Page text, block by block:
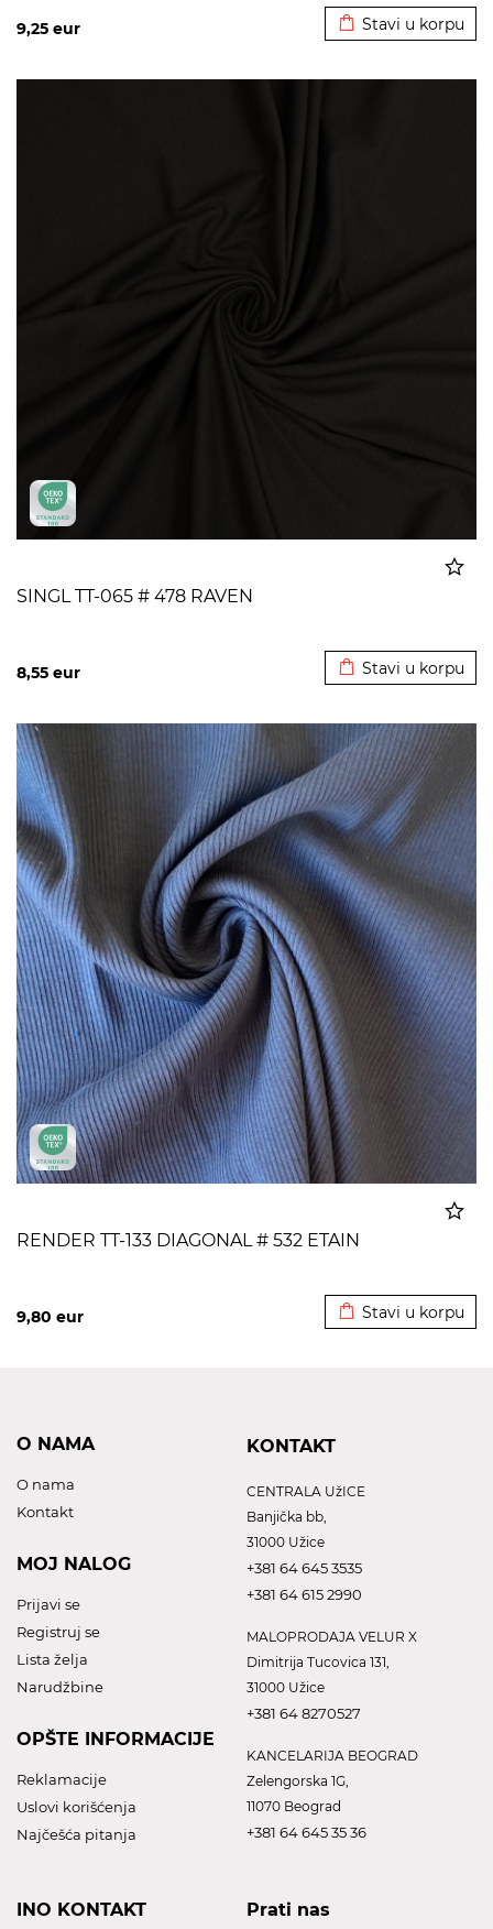
9,25 eur Stavi u korpu
SINGL TT-065 # 478 RAVEN
8,55 eur Stavi u korpu
RENDER TT-133 DIAGONAL # 532 ETAIN
9,80 eur Stavi u korpu
O NAMA
O nama
Kontakt
MOJ NALOG
Prijavi se
Registruj se
Lista želja
Narudžbine
OPŠTE INFORMACIJE
Reklamacije
Uslovi korišćenja
Najčešća pitanja
KONTAKT
CENTRALA UžICE
Banjička bb,
31000 Užice
+381 64 645 3535
+381 64 615 2990
MALOPRODAJA VELUR X
Dimitrija Tucovica 131,
31000 Užice
+381 64 8270527
KANCELARIJA BEOGRAD
Zelengorska 1G,
11070 Beograd
+381 64 645 35 36
INO KONTAKT Prati nas